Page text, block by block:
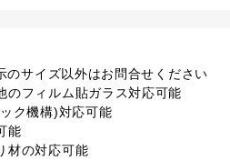
のサイズ以外はお問合せください
のフィルム貼ガラス対応可能
ク機構)対応可能
能
材の対応可能